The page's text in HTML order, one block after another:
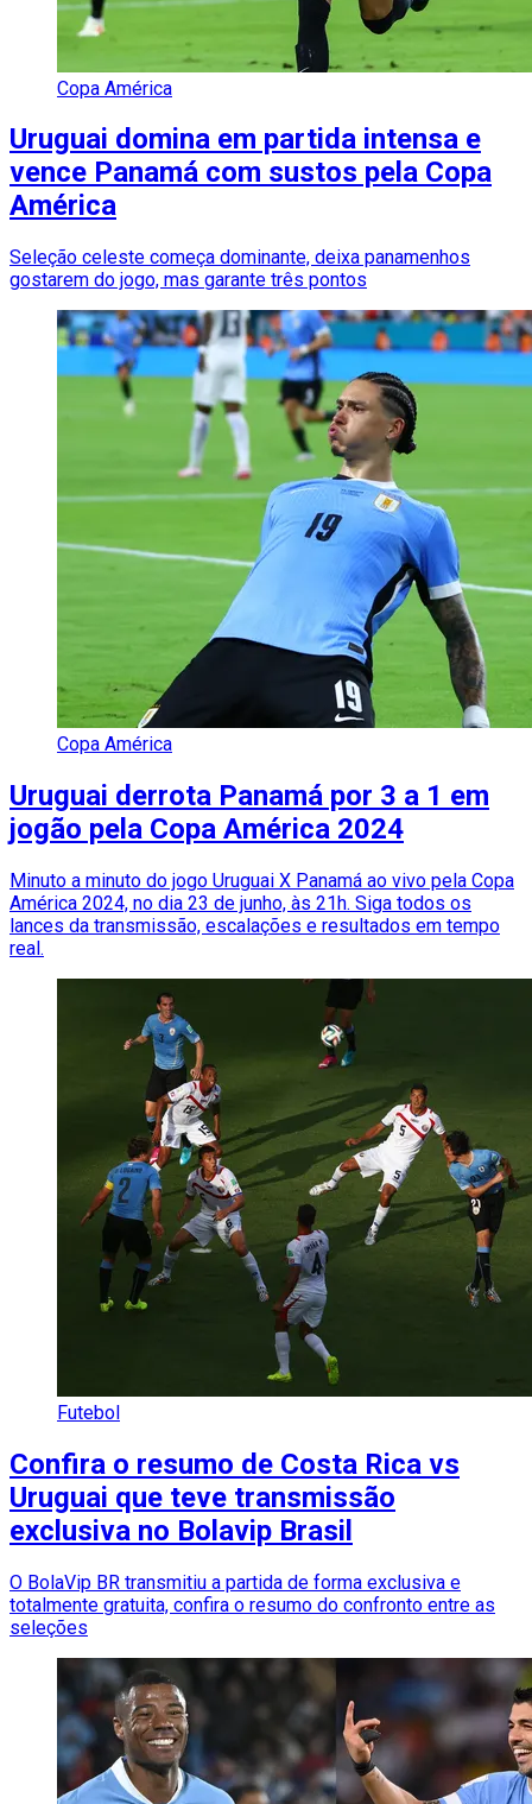
Copa América
Uruguai domina em partida intensa e
vence Panamá com sustos pela Copa
América
Seleção celeste começa dominante, deixa panamenhos
gostarem do jogo, mas garante três pontos
Copa América
Uruguai derrota Panamá por 3 a 1 em
jogão pela Copa América 2024
Minuto a minuto do jogo Uruguai X Panamá ao vivo pela Copa
América 2024, no dia 23 de junho, às 21h. Siga todos os
lances da transmissão, escalações e resultados em tempo
real.
Futebol
Confira o resumo de Costa Rica vs
Uruguai que teve transmissão
exclusiva no Bolavip Brasil
O BolaVip BR transmitiu a partida de forma exclusiva e
totalmente gratuita, confira o resumo do confronto entre as
seleções